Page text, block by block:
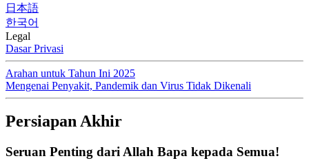
日本語
한국어
Legal
Dasar Privasi
Arahan untuk Tahun Ini 2025
Mengenai Penyakit, Pandemik dan Virus Tidak Dikenali
Persiapan Akhir
Seruan Penting dari Allah Bapa kepada Semua!